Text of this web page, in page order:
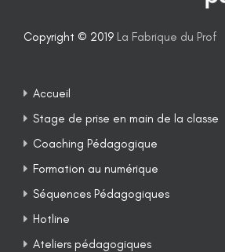
Copyright © 2019 La Fabrique du Prof
Accueil
Stage de prise en main de la classe
Coaching Pédagogique
Formation au numérique
Séquences Pédagogiques
Hotline
Ateliers pédagogiques